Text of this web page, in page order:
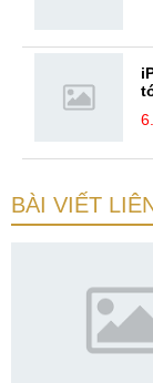
BÀI VIẾT